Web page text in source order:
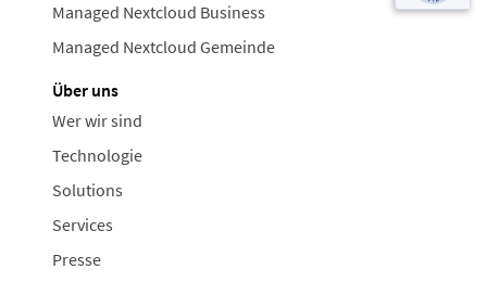
Managed Nextcloud Business
Managed Nextcloud Gemeinde
Über uns
Wer wir sind
Technologie
Solutions
Services
Presse